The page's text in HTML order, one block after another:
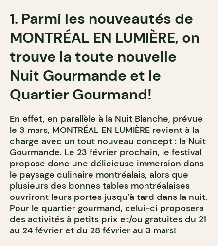
1. Parmi les nouveautés de
MONTRÉAL EN LUMIÈRE, on
trouve la toute nouvelle
Nuit Gourmande et le
Quartier Gourmand!
En effet, en parallèle à la Nuit Blanche, prévue
le 3 mars, MONTRÉAL EN LUMIÈRE revient à la
charge avec un tout nouveau concept : la Nuit
Gourmande. Le 23 février prochain, le festival
propose donc une délicieuse immersion dans
le paysage culinaire montréalais, alors que
plusieurs des bonnes tables montréalaises
ouvriront leurs portes jusqu’à tard dans la nuit.
Pour le quartier gourmand, celui-ci proposera
des activités à petits prix et/ou gratuites du 21
au 24 février et du 28 février au 3 mars!